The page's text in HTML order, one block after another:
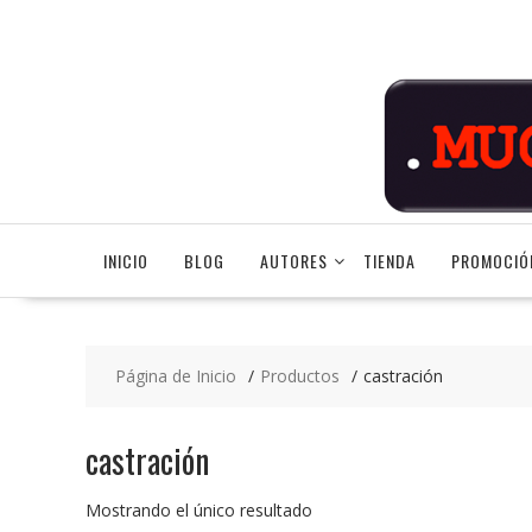
INICIO BLOG AUTORES TIENDA
Página de Inicio Productos castración
castración
Mostrando el único resultado